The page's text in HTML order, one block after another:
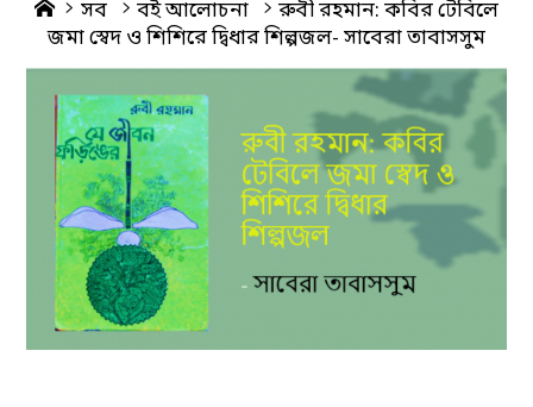
Home
সব বই আলোচনা
রুবী রহমান: কবির টেবিলে
জমা স্বেদ ও শিশিরে দ্বিধার শিল্পজল- সাবেরা তাবাসসুম